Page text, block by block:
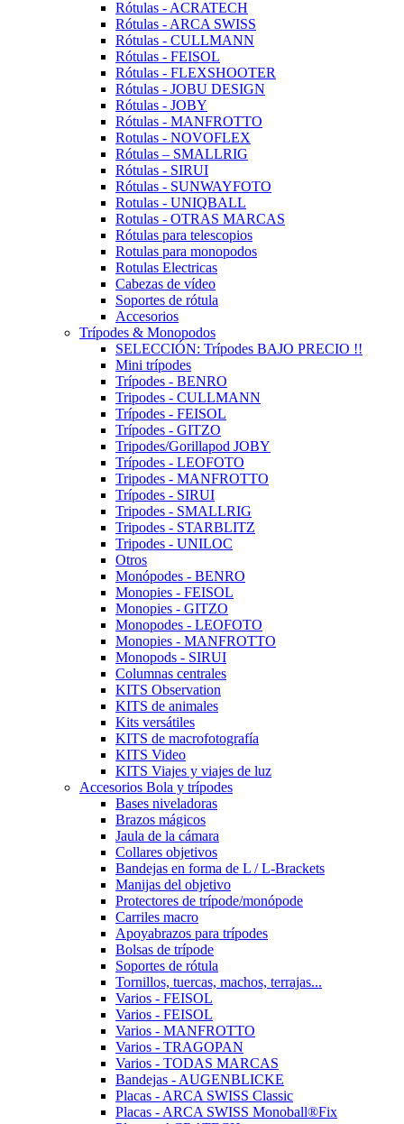
Rótulas - ACRATECH
Rótulas - ARCA SWISS
Rótulas - CULLMANN
Rótulas - FEISOL
Rótulas - FLEXSHOOTER
Rótulas - JOBU DESIGN
Rótulas - JOBY
Rótulas - MANFROTTO
Rotulas - NOVOFLEX
Rótulas – SMALLRIG
Rótulas - SIRUI
Rótulas - SUNWAYFOTO
Rotulas - UNIQBALL
Rotulas - OTRAS MARCAS
Rótulas para telescopios
Rotulas para monopodos
Rotulas Electricas
Cabezas de vídeo
Soportes de rótula
Accesorios
Trípodes & Monopodos
SELECCIÓN: Trípodes BAJO PRECIO !!
Mini trípodes
Trípodes - BENRO
Tripodes - CULLMANN
Trípodes - FEISOL
Trípodes - GITZO
Tripodes/Gorillapod JOBY
Trípodes - LEOFOTO
Tripodes - MANFROTTO
Trípodes - SIRUI
Tripodes - SMALLRIG
Tripodes - STARBLITZ
Tripodes - UNILOC
Otros
Monópodes - BENRO
Monopies - FEISOL
Monopies - GITZO
Monopodes - LEOFOTO
Monopies - MANFROTTO
Monopods - SIRUI
Columnas centrales
KITS Observation
KITS de animales
Kits versátiles
KITS de macrofotografía
KITS Video
KITS Viajes y viajes de luz
Accesorios Bola y trípodes
Bases niveladoras
Brazos mágicos
Jaula de la cámara
Collares objetivos
Bandejas en forma de L / L-Brackets
Manijas del objetivo
Protectores de trípode/monópode
Carriles macro
Apoyabrazos para trípodes
Bolsas de trípode
Soportes de rótula
Tornillos, tuercas, machos, terrajas...
Varios - FEISOL
Varios - FEISOL
Varios - MANFROTTO
Varios - TRAGOPAN
Varios - TODAS MARCAS
Bandejas - AUGENBLICKE
Placas - ARCA SWISS Classic
Placas - ARCA SWISS Monoball®Fix